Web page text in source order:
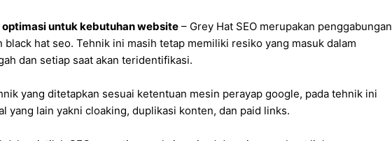
optimasi untuk kebutuhan website – Grey Hat SEO merupakan penggabungan
hat seo. Tehnik ini masih tetap memiliki resiko yang masuk dalam
dan setiap saat akan teridentifikasi.
yang ditetapkan sesuai ketentuan mesin perayap google, pada tehnik ini
yang lain yakni cloaking, duplikasi konten, dan paid links.